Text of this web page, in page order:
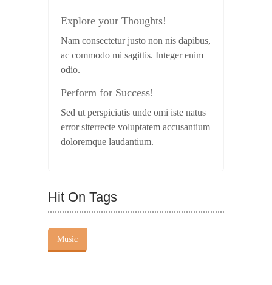
Explore your Thoughts!
Nam consectetur justo non nis dapibus,
ac commodo mi sagittis. Integer enim
odio.
Perform for Success!
Sed ut perspiciatis unde omi iste natus
error siterrecte voluptatem accusantium
doloremque laudantium.
Hit On Tags
Music